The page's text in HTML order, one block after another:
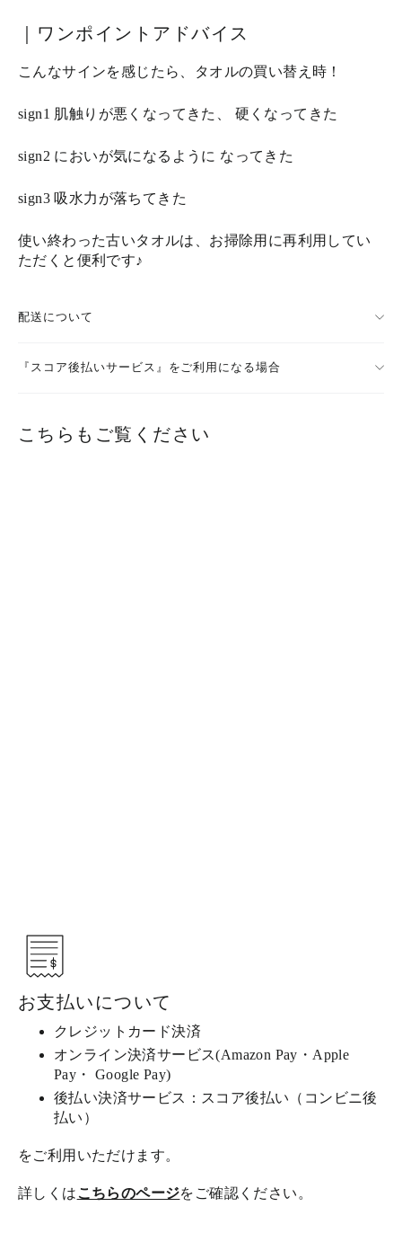
｜ワンポイントアドバイス
こんなサインを感じたら、タオルの買い替え時！
sign1 肌触りが悪くなってきた、 硬くなってきた
sign2 においが気になるように なってきた
sign3 吸水力が落ちてきた
使い終わった古いタオルは、お掃除用に再利用してい
ただくと便利です♪
配送について
『スコア後払いサービス』をご利用になる場合
こちらもご覧ください
お支払いについて
クレジットカード決済
オンライン決済サービス(Amazon Pay・Apple
Pay・ Google Pay)
後払い決済サービス：スコア後払い（コンビニ後
払い）
をご利用いただけます。
詳しくは こちらのページをご確認ください。